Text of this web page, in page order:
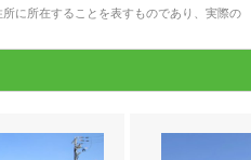
に所在することを表すものであり、実際の